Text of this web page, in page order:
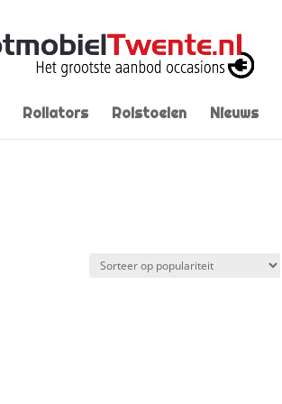
Rollators Rolstoelen Nieuws